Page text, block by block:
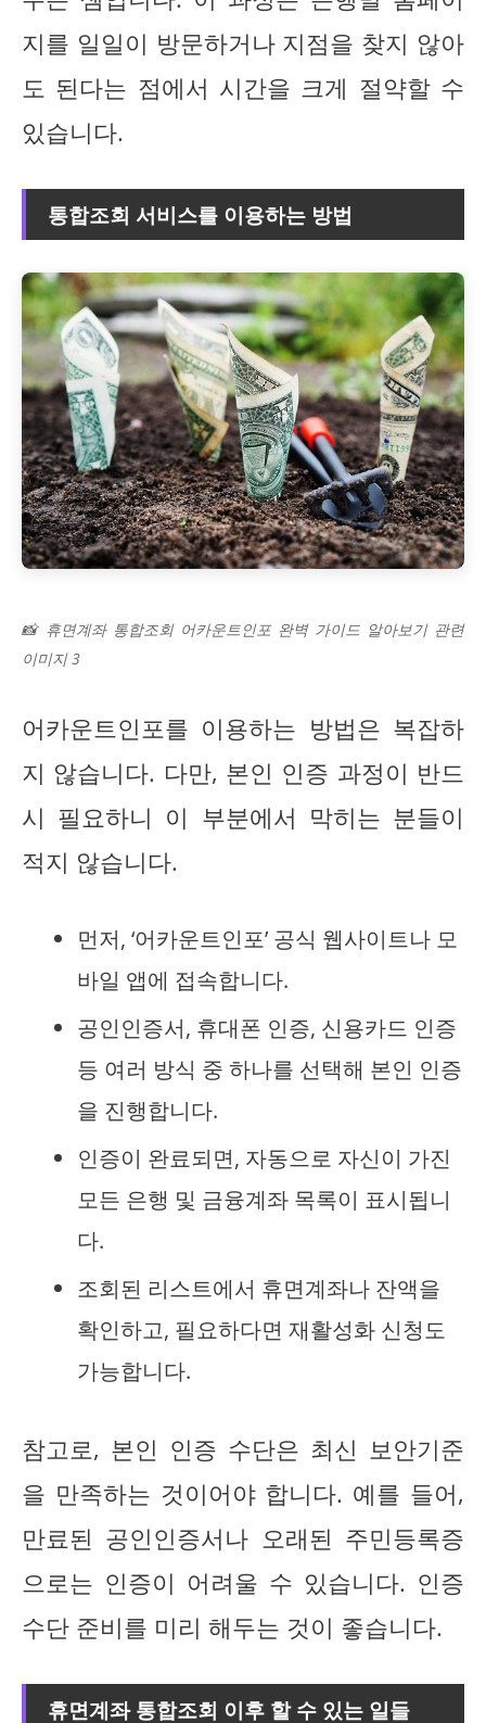
지를 일일이 방문하거나 지점을 찾지 않아
도 된다는 점에서 시간을 크게 절약할 수
있습니다.
통합조회 서비스를 이용하는 방법
📸 휴면계좌 통합조회 어카운트인포 완벽 가이드 알아보기 관련
이미지 3
어카운트인포를 이용하는 방법은 복잡하
지 않습니다. 다만, 본인 인증 과정이 반드
시 필요하니 이 부분에서 막히는 분들이
적지 않습니다.
먼저, ‘어카운트인포’ 공식 웹사이트나 모
바일 앱에 접속합니다.
공인인증서, 휴대폰 인증, 신용카드 인증
등 여러 방식 중 하나를 선택해 본인 인증
을 진행합니다.
인증이 완료되면, 자동으로 자신이 가진
모든 은행 및 금융계좌 목록이 표시됩니
다.
조회된 리스트에서 휴면계좌나 잔액을
확인하고, 필요하다면 재활성화 신청도
가능합니다.
참고로, 본인 인증 수단은 최신 보안기준
을 만족하는 것이어야 합니다. 예를 들어,
만료된 공인인증서나 오래된 주민등록증
으로는 인증이 어려울 수 있습니다. 인증
수단 준비를 미리 해두는 것이 좋습니다.
휴면계좌 통합조회 이후 할 수 있는 일들